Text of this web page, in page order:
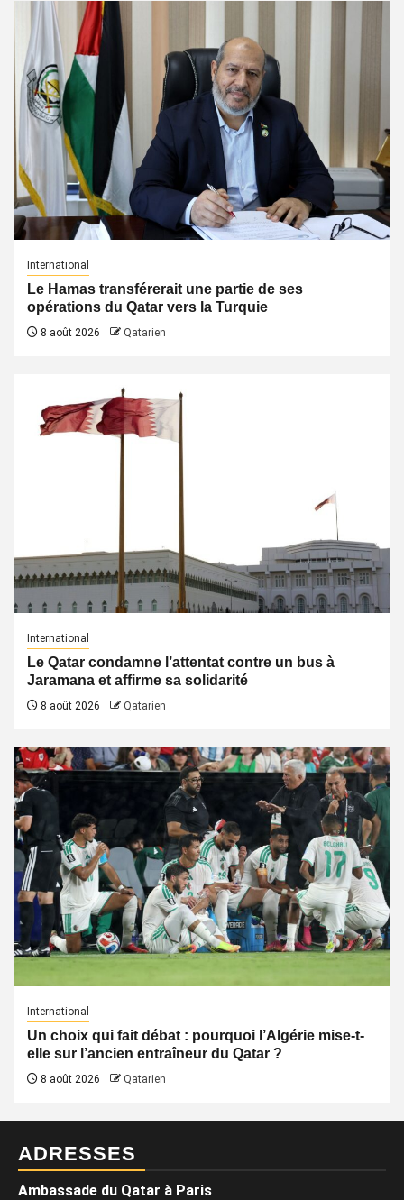
International
Le Hamas transférerait une partie de ses
opérations du Qatar vers la Turquie
8 août 2026 Qatarien
International
Le Qatar condamne l’attentat contre un bus à
Jaramana et affirme sa solidarité
8 août 2026 Qatarien
International
Un choix qui fait débat : pourquoi l’Algérie mise-t-
elle sur l’ancien entraîneur du Qatar ?
8 août 2026 Qatarien
ADRESSES
Ambassade du Qatar à Paris